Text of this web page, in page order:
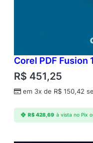
Corel PDF Fusion
R$ 451,25
em 3x de R$ 150,42
R$428,69 à vista no Pix